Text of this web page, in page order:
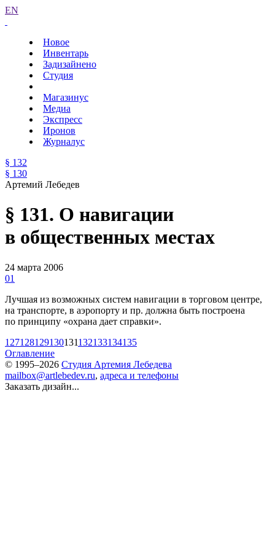
EN
Новое
Инвентарь
Задизайнено
Студия
Магазинус
Медиа
Экспресс
Иронов
Журналус
§ 132
§ 130
Артемий Лебедев
§ 131. О навигации
в общественных местах
24 марта 2006
01
Лучшая из возможных систем навигации в торговом центре,
на транспорте, в аэропорту и пр. должна быть построена
по принципу «охрана дает справки».
127128129130131132133134135
Оглавление
© 1995–2026 Студия Артемия Лебедева
mailbox@artlebedev.ru, адреса и телефоны
Заказать дизайн...